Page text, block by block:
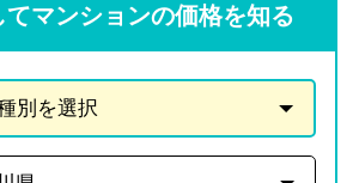
マンションの価格を知る